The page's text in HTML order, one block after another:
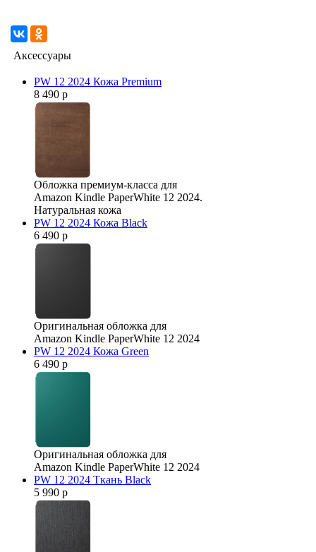
Аксессуары
PW 12 2024 Кожа Premium
8 490 р
Обложка премиум-класса для
Amazon Kindle PaperWhite 12 2024.
Натуральная кожа
PW 12 2024 Кожа Black
6 490 р
Оригинальная обложка для
Amazon Kindle PaperWhite 12 2024
PW 12 2024 Кожа Green
6 490 р
Оригинальная обложка для
Amazon Kindle PaperWhite 12 2024
PW 12 2024 Ткань Black
5 990 р